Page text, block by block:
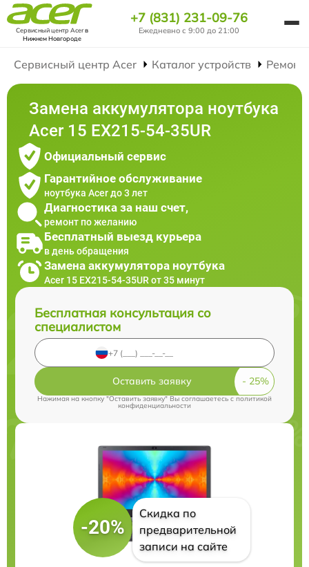
Сервисный центр Acerв
Нижнем Новгороде
+7 (831) 231-09-76
Ежедневно с 9:00 до 21:00
Сервисный центр Acer Каталог устройств Ремонт
Замена аккумулятора ноутбука
Acer 15 EX215-54-35UR
Официальный сервис
Гарантийное обслуживание
ноутбука Acer до 3 лет
Диагностика за наш счет,
ремонт по желанию
Бесплатный выезд курьера
в день обращения
Замена аккумулятора ноутбука
Acer 15 EX215-54-35UR от 35 минут
Бесплатная консультация со
специалистом
Оставить заявку
Нажимая на кнопку "Оставить заявку" Вы соглашаетесь cполитикой
конфиденциальности
-20%
Скидка по
предварительной
записи на сайте